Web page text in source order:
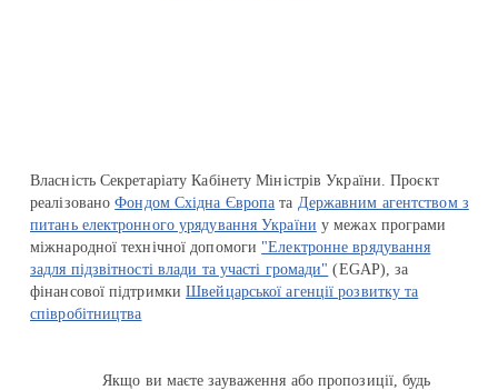
Власність Секретаріату Кабінету Міністрів України. Проєкт
реалізованоФондом Східна Європа та Державним агентством з
питань електронного урядування України у межах програми
міжнародної технічної допомоги "Електронне врядування
задля підзвітності влади та участі громади" (EGAP), за
фінансової підтримкиШвейцарської агенції розвитку та
співробітництва
Якщо ви маєте зауваження або пропозиції, будь